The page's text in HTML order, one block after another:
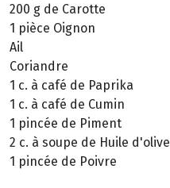
200 g de Carotte
1 pièce Oignon
Ail
Coriandre
1 c. à café de Paprika
1 c. à café de Cumin
1 pincée de Piment
2 c. à soupe de Huile d'olive
1 pincée de Poivre